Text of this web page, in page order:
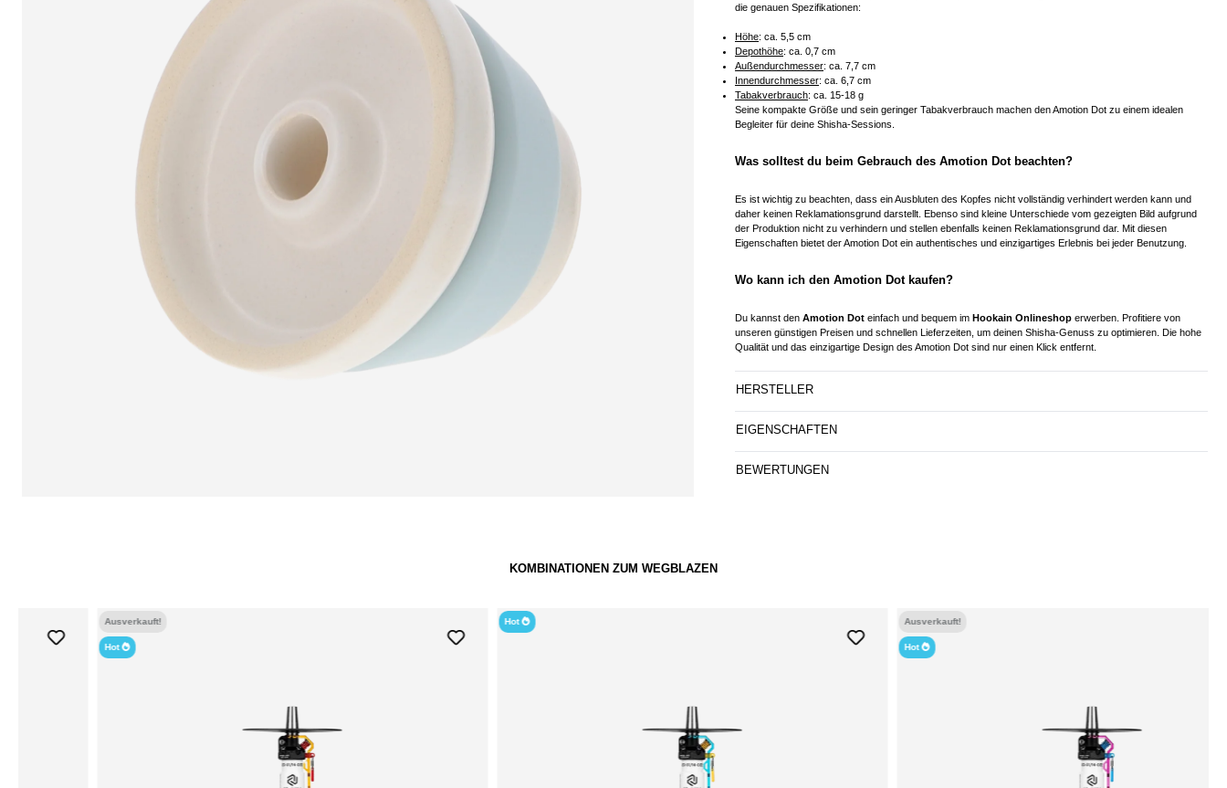
die genauen Spezifikationen:
Höhe: ca. 5,5 cm
Depothöhe: ca. 0,7 cm
Außendurchmesser: ca. 7,7 cm
Innendurchmesser: ca. 6,7 cm
Tabakverbrauch: ca. 15-18 g
Seine kompakte Größe und sein geringer Tabakverbrauch machen den Amotion Dot zu einem idealen
Begleiter für deine Shisha-Sessions.
Was solltest du beim Gebrauch des Amotion Dot beachten?
Es ist wichtig zu beachten, dass ein Ausbluten des Kopfes nicht vollständig verhindert werden kann und
daher keinen Reklamationsgrund darstellt. Ebenso sind kleine Unterschiede vom gezeigten Bild aufgrund
der Produktion nicht zu verhindern und stellen ebenfalls keinen Reklamationsgrund dar. Mit diesen
Eigenschaften bietet der Amotion Dot ein authentisches und einzigartiges Erlebnis bei jeder Benutzung.
Wo kann ich den Amotion Dot kaufen?
Du kannst den Amotion Dot einfach und bequem im Hookain Onlineshop erwerben. Profitiere von
unseren günstigen Preisen und schnellen Lieferzeiten, um deinen Shisha-Genuss zu optimieren. Die hohe
Qualität und das einzigartige Design des Amotion Dot sind nur einen Klick entfernt.
HERSTELLER
EIGENSCHAFTEN
BEWERTUNGEN
KOMBINATIONEN ZUM WEGBLAZEN